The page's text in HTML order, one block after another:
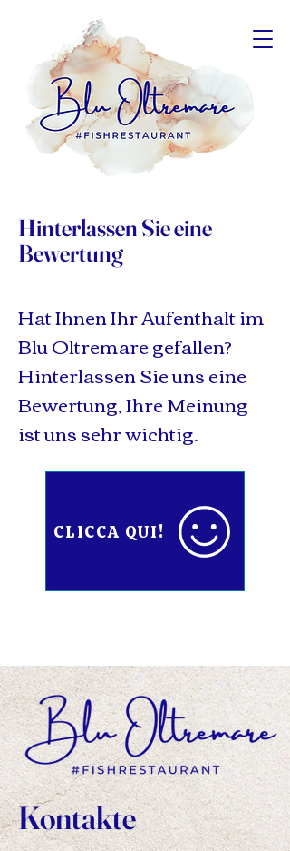
Hinterlassen Sie eine
Bewertung
Hat Ihnen Ihr Aufenthalt im
Blu Oltremare gefallen?
Hinterlassen Sie uns eine
Bewertung, Ihre Meinung
ist uns sehr wichtig.
CLICCA QUI!
Kontakte